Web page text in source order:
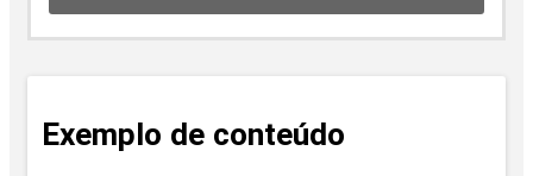
Exemplo de conteúdo